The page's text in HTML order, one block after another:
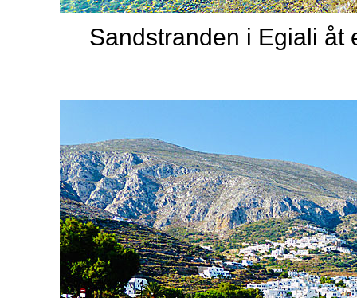
Sandstranden i Egiali åt